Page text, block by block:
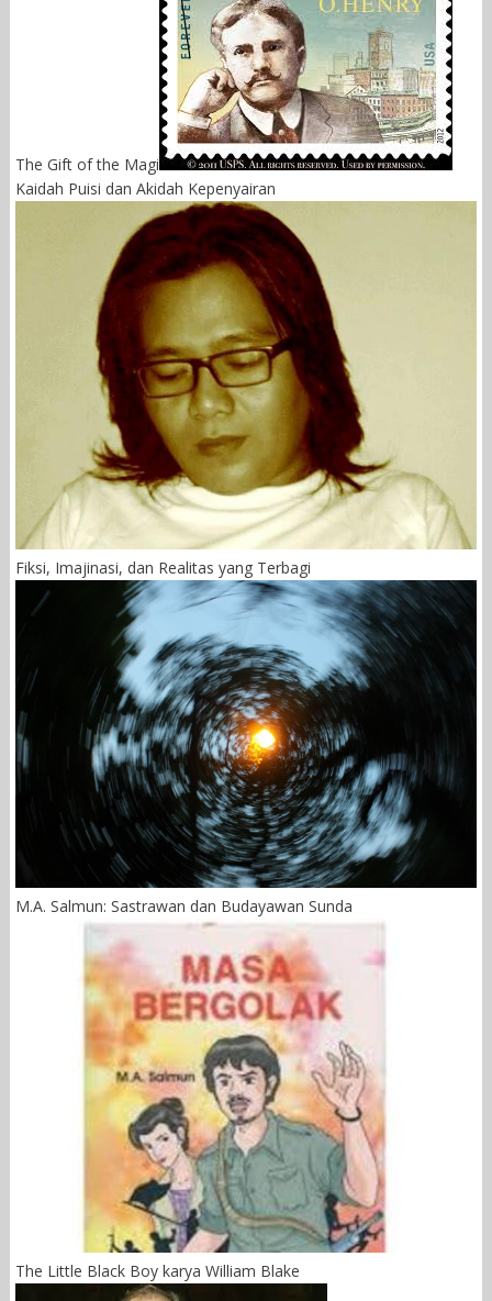
The Gift of the Magi
Kaidah Puisi dan Akidah Kepenyairan
Fiksi, Imajinasi, dan Realitas yang Terbagi
M.A. Salmun: Sastrawan dan Budayawan Sunda
The Little Black Boy karya William Blake